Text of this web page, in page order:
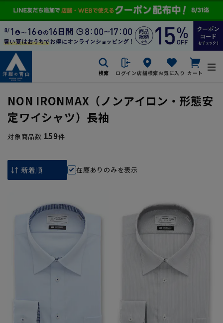
検索 ログイン店舗検索お気に入り カート
NON IRONMAX（ノンアイロン・形態安
定ワイシャツ）長袖
対象商品数 159件
在庫ありのみを表示